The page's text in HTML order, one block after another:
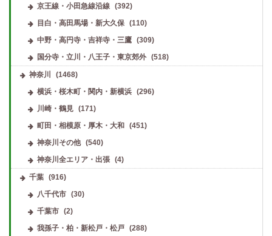
京王線・小田急線沿線
(392)
目白・高田馬場・新大久保
(110)
中野・高円寺・吉祥寺・三鷹
(309)
国分寺・立川・八王子・東京郊外
(518)
神奈川
(1468)
横浜・桜木町・関内・新横浜
(296)
川崎・鶴見
(171)
町田・相模原・厚木・大和
(451)
神奈川その他
(540)
神奈川全エリア・出張
(4)
千葉 (916)
八千代市
(30)
千葉市
(2)
我孫子・柏・新松戸・松戸
(288)